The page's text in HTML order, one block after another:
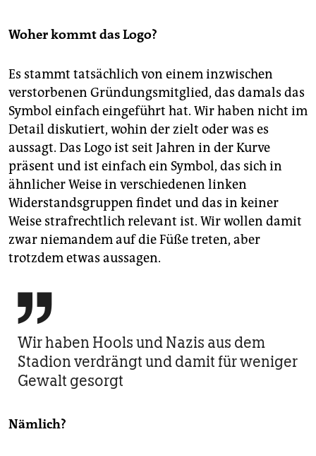
Woher kommt das Logo?
Es stammt tatsächlich von einem inzwischen
verstorbenen Gründungsmitglied, das damals das
Symbol einfach eingeführt hat. Wir haben nicht im
Detail diskutiert, wohin der zielt oder was es
aussagt. Das Logo ist seit Jahren in der Kurve
präsent und ist einfach ein Symbol, das sich in
ähnlicher Weise in verschiedenen linken
Widerstandsgruppen findet und das in keiner
Weise strafrechtlich relevant ist. Wir wollen damit
zwar niemandem auf die Füße treten, aber
trotzdem etwas aussagen.

Wir haben Hools und Nazis aus dem
Stadion verdrängt und damit für weniger
Gewalt gesorgt
Nämlich?